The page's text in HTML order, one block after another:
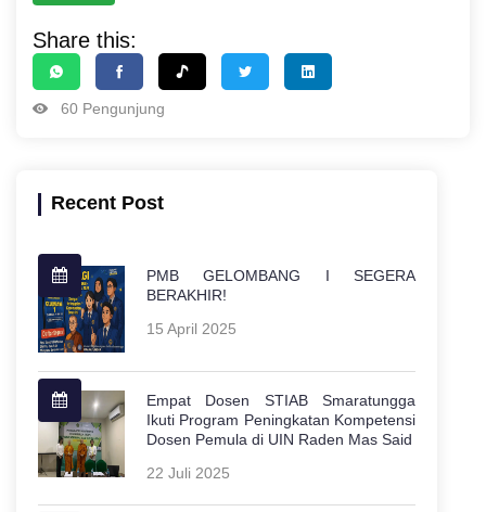
Share this:
60 Pengunjung
Recent Post
PMB GELOMBANG I SEGERA
BERAKHIR!
15 April 2025
Empat Dosen STIAB Smaratungga
Ikuti Program Peningkatan Kompetensi
Dosen Pemula di UIN Raden Mas Said
22 Juli 2025